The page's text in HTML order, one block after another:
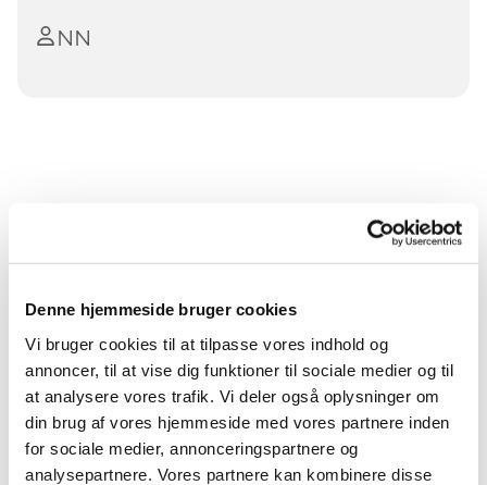
Denne hjemmeside bruger cookies
Vi bruger cookies til at tilpasse vores indhold og
annoncer, til at vise dig funktioner til sociale medier og til
at analysere vores trafik. Vi deler også oplysninger om
din brug af vores hjemmeside med vores partnere inden
for sociale medier, annonceringspartnere og
analysepartnere. Vores partnere kan kombinere disse
NN